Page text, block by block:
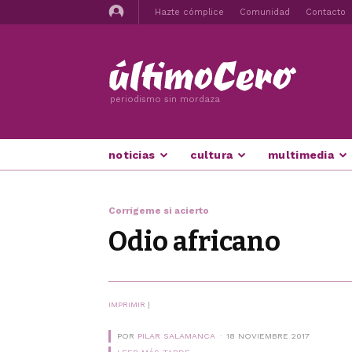
Hazte cómplice Comunidad Contacto
periodismo sin mordaza
noticias cultura multimedia
Corrígeme si acierto
Odio africano
IMPRIMIR |
POR PILAR SALAMANCA
18 NOVIEMBRE 2017